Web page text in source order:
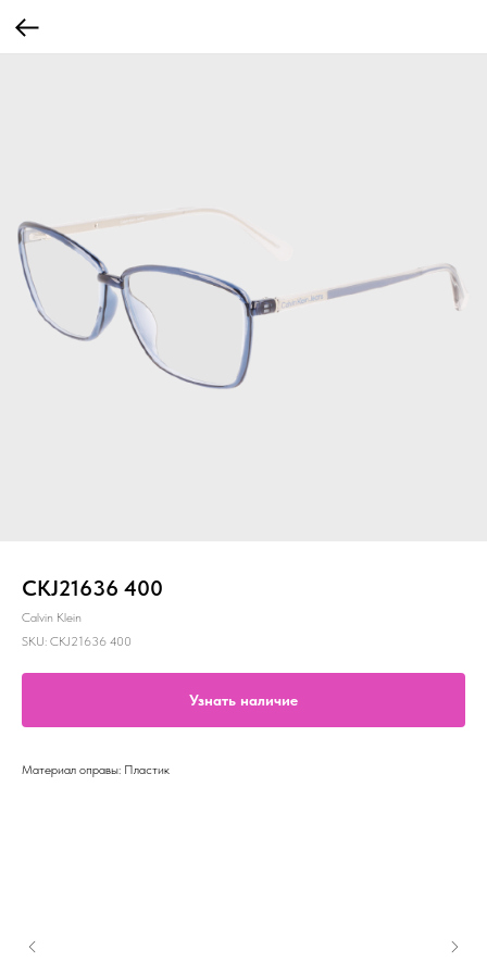
CKJ21636 400
Calvin Klein
SKU: CKJ21636 400
Узнать наличие
Материал оправы: Пластик